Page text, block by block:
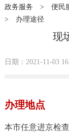
党中央精神
北京要闻
各区热点
政务公开
市领导
政务服务 > 便民
> 办理途径
现
日期：2021-11-03
办理地点
本市任意进京检